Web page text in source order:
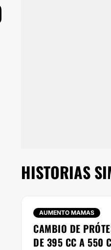
HISTORIAS
AUMENTO MAMAS
CAMBIO DE
DE 395 CC A 550